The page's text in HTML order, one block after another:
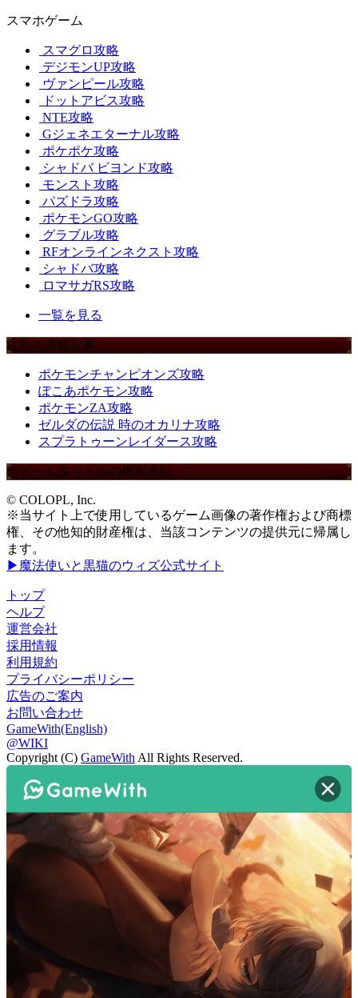
スマホゲーム
スマグロ攻略
デジモンUP攻略
ヴァンピール攻略
ドットアビス攻略
NTE攻略
Gジェネエターナル攻略
ポケポケ攻略
シャドバ ビヨンド攻略
モンスト攻略
パズドラ攻略
ポケモンGO攻略
グラブル攻略
RFオンラインネクスト攻略
シャドバ攻略
ロマサガRS攻略
一覧を見る
注目の攻略記事
ポケモンチャンピオンズ攻略
ぽこあポケモン攻略
ポケモンZA攻略
ゼルダの伝説 時のオカリナ攻略
スプラトゥーンレイダース攻略
当ゲームタイトルの権利表記
© COLOPL, Inc.
※当サイト上で使用しているゲーム画像の著作権および商標
権、その他知的財産権は、当該コンテンツの提供元に帰属し
ます。
▶魔法使いと黒猫のウィズ公式サイト
トップ
ヘルプ
運営会社
採用情報
利用規約
プライバシーポリシー
広告のご案内
お問い合わせ
GameWith(English)
@WIKI
Copyright (C) GameWith All Rights Reserved.